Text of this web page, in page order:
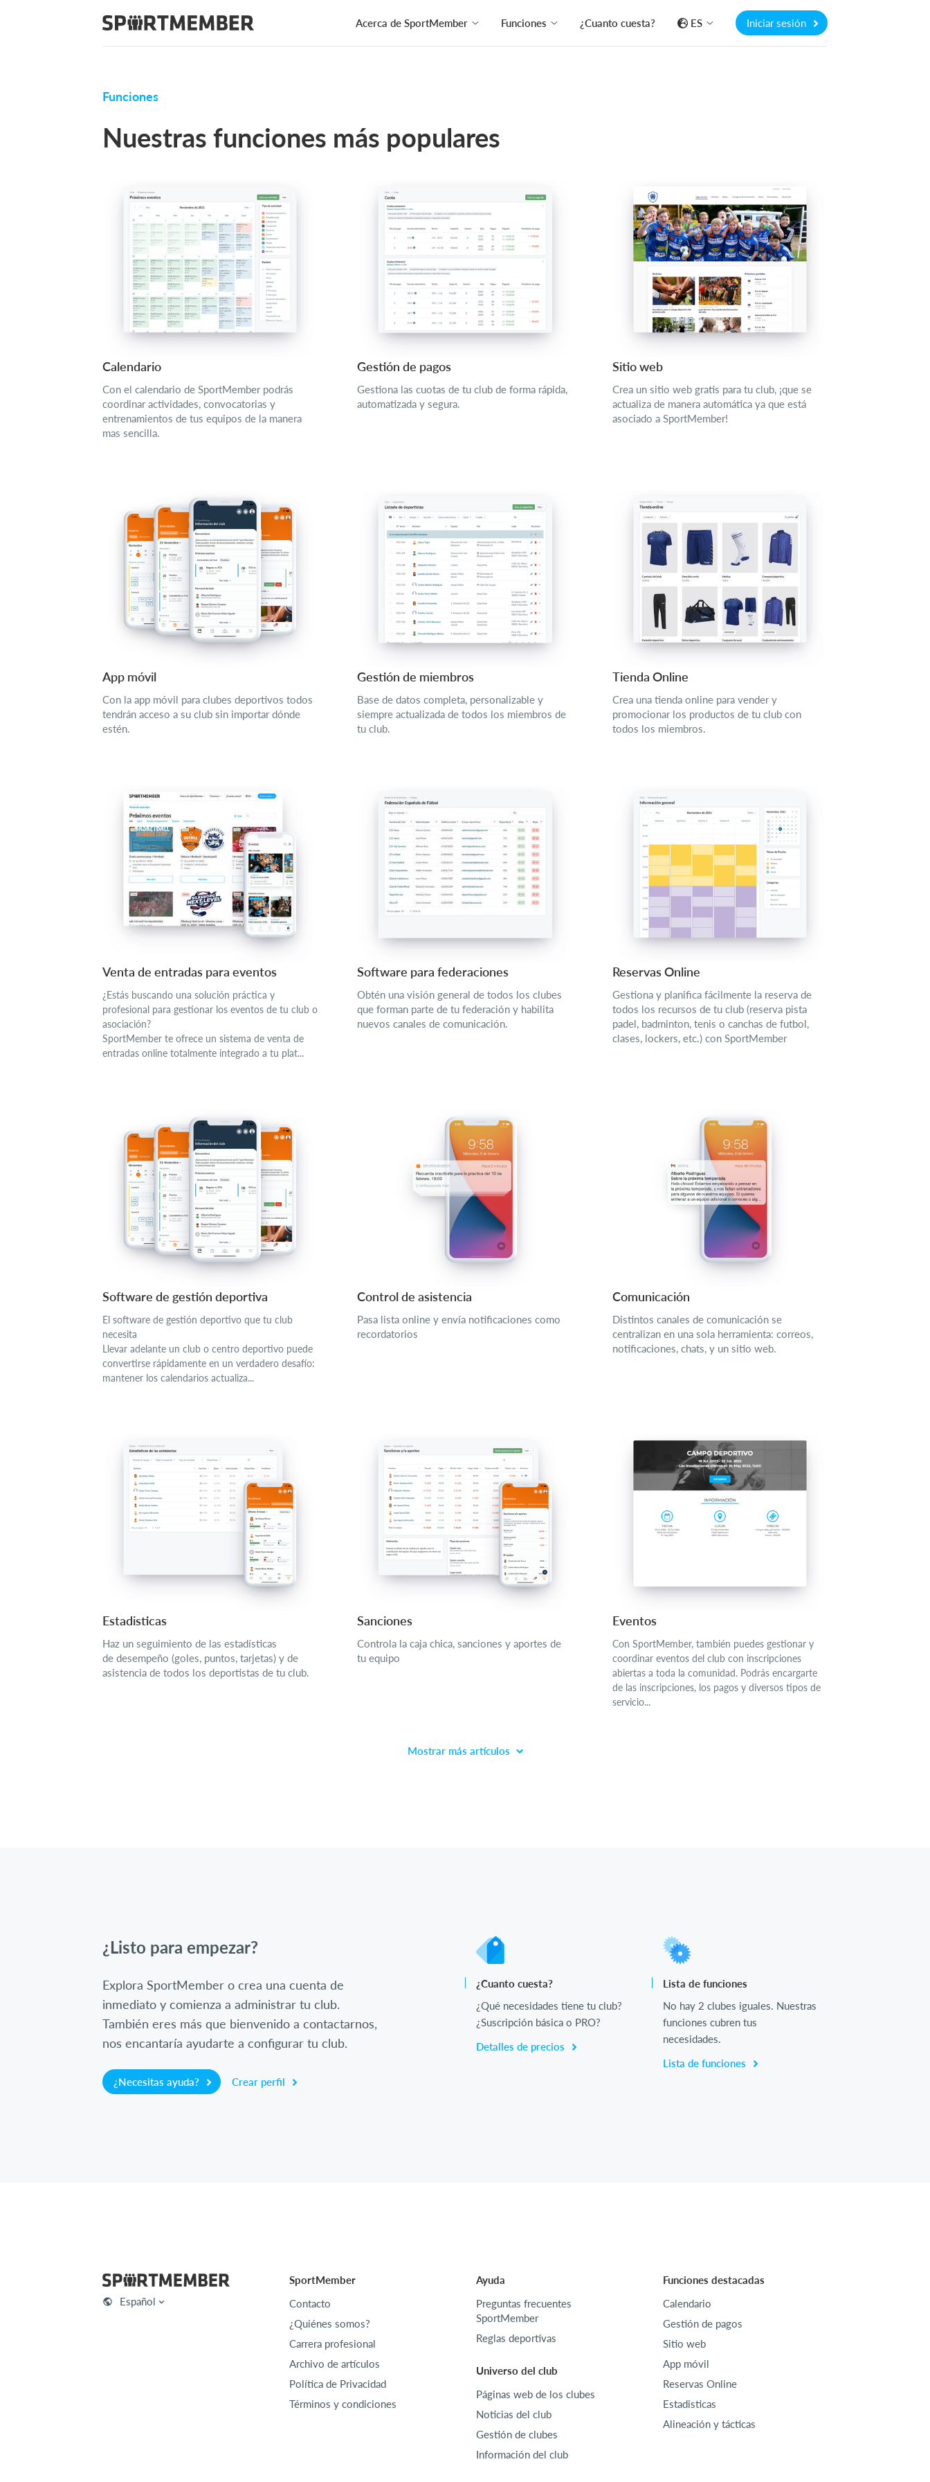
Acerca de SportMember Funciones ¿Cuanto cuesta? ES Iniciar sesión
Funciones
Nuestras funciones más populares
Calendario
Con el calendario de SportMember podrás
coordinar actividades, convocatorias y
entrenamientos de tus equipos de la manera
mas sencilla.
Gestión de pagos
Gestiona las cuotas de tu club de forma rápida,
automatizada y segura.
Sitio web
Crea un sitio web gratis para tu club, ¡que se
actualiza de manera automática ya que está
asociado a SportMember!
App móvil
Con la app móvil para clubes deportivos todos
tendrán acceso a su club sin importar dónde
estén.
Gestión de miembros
Base de datos completa, personalizable y
siempre actualizada de todos los miembros de
tu club.
Tienda Online
Crea una tienda online para vender y
promocionar los productos de tu club con
todos los miembros.
Venta de entradas para eventos
¿Estás buscando una solución práctica y
profesional para gestionar los eventos de tu club o
asociación?
SportMember te ofrece un sistema de venta de
entradas online totalmente integrado a tu plat...
Software para federaciones
Obtén una visión general de todos los clubes
que forman parte de tu federación y habilita
nuevos canales de comunicación.
Reservas Online
Gestiona y planifica fácilmente la reserva de
todos los recursos de tu club (reserva pista
padel, badminton, tenis o canchas de futbol,
clases, lockers, etc.) con SportMember
Software de gestión deportiva
El software de gestión deportivo que tu club
necesita
Llevar adelante un club o centro deportivo puede
convertirse rápidamente en un verdadero desafío:
mantener los calendarios actualiza...
Control de asistencia
Pasa lista online y envía notificaciones como
recordatorios
Comunicación
Distintos canales de comunicación se
centralizan en una sola herramienta: correos,
notificaciones, chats, y un sitio web.
Estadisticas
Haz un seguimiento de las estadísticas
de desempeño (goles, puntos, tarjetas) y de
asistencia de todos los deportistas de tu club.
Sanciones
Controla la caja chica, sanciones y aportes de
tu equipo
Eventos
Con SportMember, también puedes gestionar y
coordinar eventos del club con inscripciones
abiertas a toda la comunidad. Podrás encargarte
de las inscripciones, los pagos y diversos tipos de
servicio...
Mostrar más artículos
¿Listo para empezar?
Explora SportMember o crea una cuenta de
inmediato y comienza a administrar tu club.
También eres más que bienvenido a contactarnos,
nos encantaría ayudarte a configurar tu club.
¿Necesitas ayuda? Crear perfil
¿Cuanto cuesta?
¿Qué necesidades tiene tu club?
¿Suscripción básica o PRO?
Detalles de precios
Lista de funciones
No hay 2 clubes iguales. Nuestras
funciones cubren tus
necesidades.
Lista de funciones
Español
SportMember
Contacto
¿Quiénes somos?
Carrera profesional
Archivo de artículos
Política de Privacidad
Términos y condiciones
Ayuda
Preguntas frecuentes
SportMember
Reglas deportivas
Universo del club
Páginas web de los clubes
Noticias del club
Gestión de clubes
Información del club
Funciones destacadas
Calendario
Gestión de pagos
Sitio web
App móvil
Reservas Online
Estadisticas
Alineación y tácticas